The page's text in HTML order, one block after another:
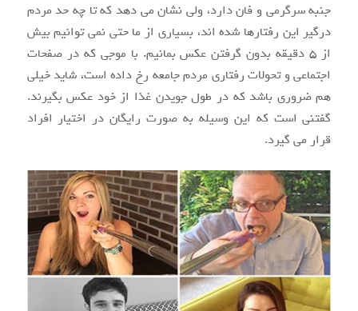
جنبه سرگرمی و فان دارد، ولی نشان می دهد که تا چه حد مردم
درگیر این رفتارها شده اند، بسیاری از ما حتی نمی توانیم بیش
از ۵ دقیقه بدون گرفتن عکس بمانیم. با موجی که در صفحات
اجتماعی و تحولات رفتاری مردم جامعه رخ داده است، شاید خیلی
هم ضروری باشد که در طول جویدن غذا از خود عکس بگیرند.
گفتنی است که این وسیله به صورت رایگان در اختیار افراد
قرار می گیرد.